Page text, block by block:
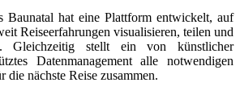
Baunatal hat eine Plattform entwickelt, auf
Reiseerfahrungen visualisieren, teilen und
Gleichzeitig stellt ein von künstlicher
Datenmanagement alle notwendigen
die nächste Reise zusammen.